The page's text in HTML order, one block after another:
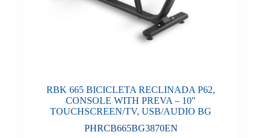
RBK 665 BICICLETA RECLINADA P62,
CONSOLE WITH PREVA – 10″
TOUCHSCREEN/TV, USB/AUDIO BG
PHRCB665BG3870EN